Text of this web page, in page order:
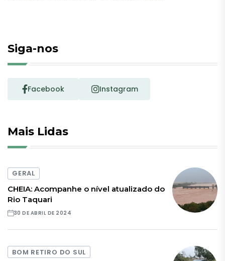
Siga-nos
Facebook Instagram
Mais Lidas
GERAL
CHEIA: Acompanhe o nível atualizado do
Rio Taquari
30 DE ABRIL DE 2024
BOM RETIRO DO SUL